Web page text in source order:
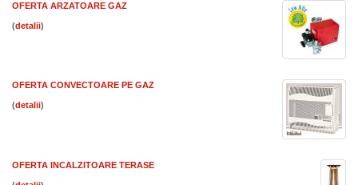
OFERTA ARZATOARE GAZ
( )
OFERTA CONVECTOARE PE GAZ
( )
OFERTA INCALZITOARE TERASE